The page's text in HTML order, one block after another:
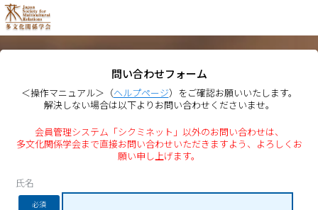
問い合わせフォーム
＜操作マニュアル＞（ヘルプページ）をご確認お願いいたします。
解決しない場合は以下よりお問い合わせくださいませ。
会員管理システム「シクミネット」以外のお問い合わせは、
多文化関係学会まで直接お問い合わせいただきますよう、よろしくお
願い申し上げます。
氏名
必須